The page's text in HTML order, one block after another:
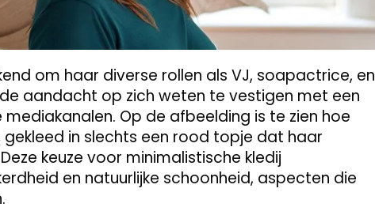
om haar diverse rollen als VJ, soapactrice, en
aandacht op zich weten te vestigen met een
Op de afbeelding is te zien hoe
gekleed in slechts een rood topje dat haar
keuze voor minimalistische kledij
en natuurlijke schoonheid, aspecten die